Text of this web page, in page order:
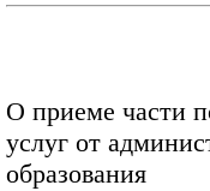
О приеме части
услуг от
образования